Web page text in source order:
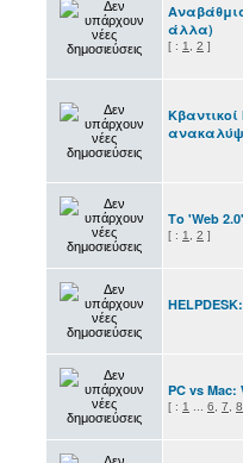
άλλα)
[ : 1 2 ]
Το 'Web
[ : 1 2 ]
PC vs Mac:
[ : 1 6 7 8